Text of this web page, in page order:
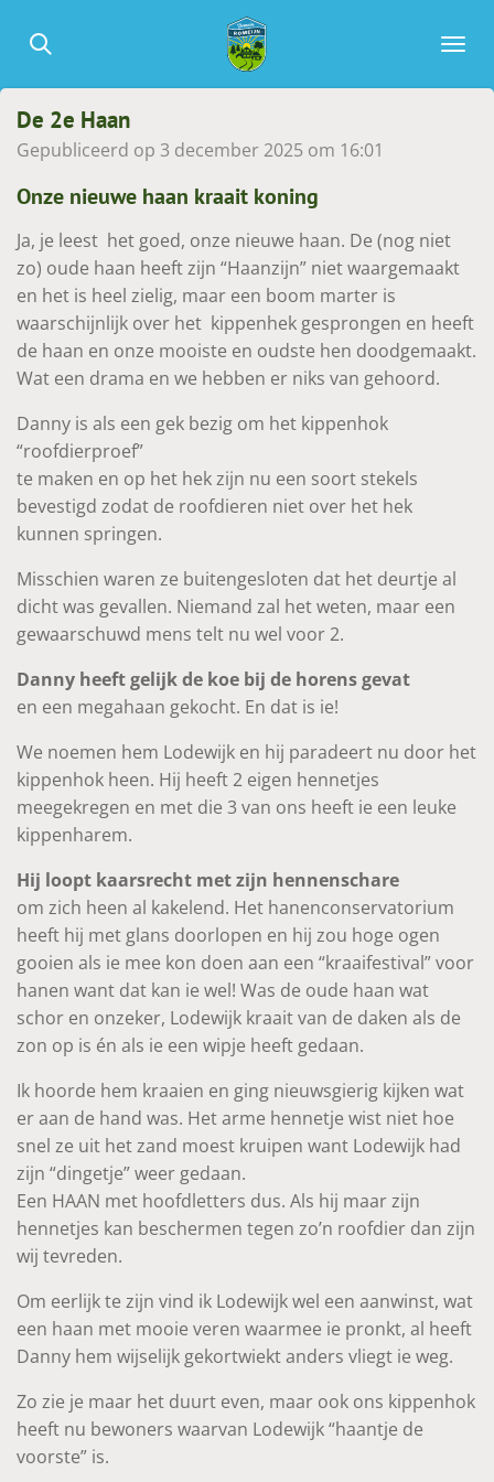
direct
hoofdinhoud
De 2e Haan
Gepubliceerd op 3 december 2025 om 16:01
Onze nieuwe haan kraait koning
Ja, je leest het goed, onze nieuwe haan. De (nog niet
zo) oude haan heeft zijn “Haanzijn” niet waargemaakt
en het is heel zielig, maar een boom marter is
waarschijnlijk over het kippenhek gesprongen en heeft
de haan en onze mooiste en oudste hen doodgemaakt.
Wat een drama en we hebben er niks van gehoord.
Danny is als een gek bezig om het kippenhok
“roofdierproef”
te maken en op het hek zijn nu een soort stekels
bevestigd zodat de roofdieren niet over het hek
kunnen springen.
Misschien waren ze buitengesloten dat het deurtje al
dicht was gevallen. Niemand zal het weten, maar een
gewaarschuwd mens telt nu wel voor 2.
Danny heeft gelijk de koe bij de horens gevat
en een megahaan gekocht. En dat is ie!
We noemen hem Lodewijk en hij paradeert nu door het
kippenhok heen. Hij heeft 2 eigen hennetjes
meegekregen en met die 3 van ons heeft ie een leuke
kippenharem.
Hij loopt kaarsrecht met zijn hennenschare
om zich heen al kakelend. Het hanenconservatorium
heeft hij met glans doorlopen en hij zou hoge ogen
gooien als ie mee kon doen aan een “kraaifestival” voor
hanen want dat kan ie wel! Was de oude haan wat
schor en onzeker, Lodewijk kraait van de daken als de
zon op is én als ie een wipje heeft gedaan.
Ik hoorde hem kraaien en ging nieuwsgierig kijken wat
er aan de hand was. Het arme hennetje wist niet hoe
snel ze uit het zand moest kruipen want Lodewijk had
zijn “dingetje” weer gedaan.
Een HAAN met hoofdletters dus. Als hij maar zijn
hennetjes kan beschermen tegen zo’n roofdier dan zijn
wij tevreden.
Om eerlijk te zijn vind ik Lodewijk wel een aanwinst, wat
een haan met mooie veren waarmee ie pronkt, al heeft
Danny hem wijselijk gekortwiekt anders vliegt ie weg.
Zo zie je maar het duurt even, maar ook ons kippenhok
heeft nu bewoners waarvan Lodewijk “haantje de
voorste” is.